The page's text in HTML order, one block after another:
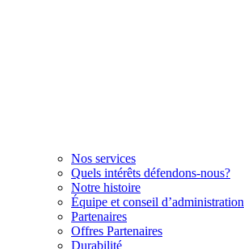
Nos services
Quels intérêts défendons-nous?
Notre histoire
Équipe et conseil d’administration
Partenaires
Offres Partenaires
Durabilité